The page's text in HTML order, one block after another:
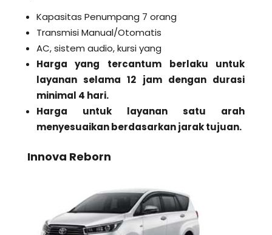
Kapasitas Penumpang 7 orang
Transmisi Manual/Otomatis
AC, sistem audio, kursi yang
Harga yang tercantum berlaku untuk
layanan selama 12 jam dengan durasi
minimal 4 hari.
Harga untuk layanan satu arah
menyesuaikan berdasarkan jarak tujuan.
Innova Reborn